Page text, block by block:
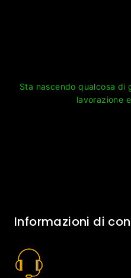
Sta nascendo qualcosa di
lavorazione
Informazioni di